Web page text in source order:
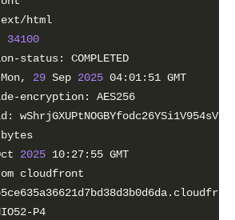
34100
29 Sep 2025
2025